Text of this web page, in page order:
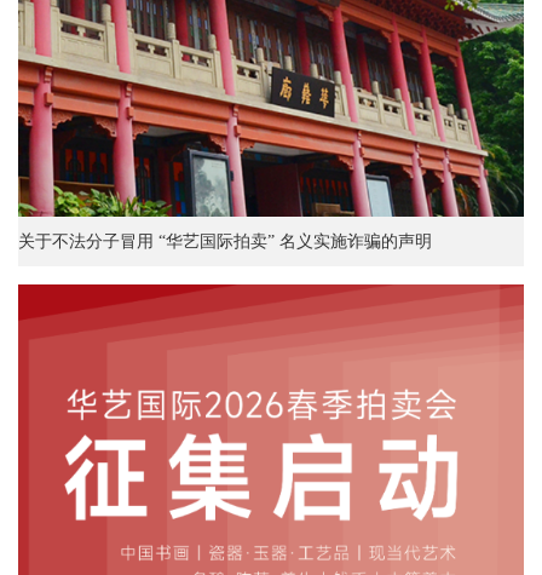
关于不法分子冒用 “华艺国际拍卖” 名义实施诈骗的声明